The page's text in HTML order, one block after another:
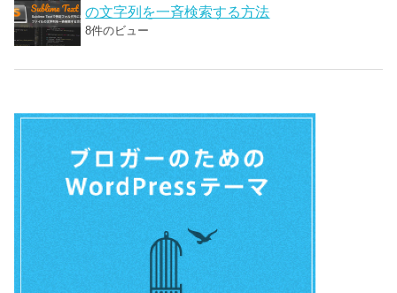
の文字列を一斉検索する方法
8件のビュー